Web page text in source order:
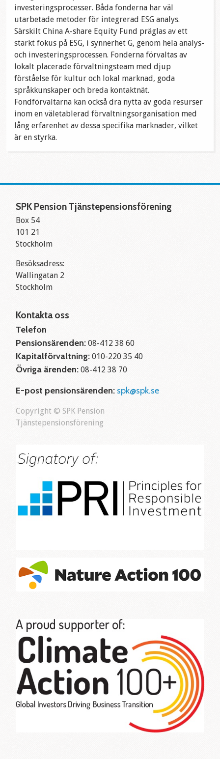
investeringsprocesser. Båda fonderna har väl
utarbetade metoder för integrerad ESG analys.
Särskilt China A-share Equity Fund präglas av ett
starkt fokus på ESG, i synnerhet G, genom hela analys-
och investeringsprocessen. Fonderna förvaltas av
lokalt placerade förvaltningsteam med djup
förståelse för kultur och lokal marknad, goda
språkkunskaper och breda kontaktnät.
Fondförvaltarna kan också dra nytta av goda resurser
inom en väletablerad förvaltningsorganisation med
lång erfarenhet av dessa specifika marknader, vilket
är en styrka.
SPK Pension Tjänstepensionsförening
Box 54
101 21
Stockholm
Besöksadress:
Wallingatan 2
Stockholm
Kontakta oss
Telefon
Pensionsärenden: 08-412 38 60
Kapitalförvaltning: 010-220 35 40
Övriga ärenden: 08-412 38 70
E-post pensionsärenden:spk@spk.se
Copyright © SPK Pension
Tjänstepensionsförening